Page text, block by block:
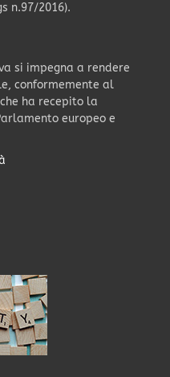
n.97/2016).
si impegna a rendere
conformemente al
ha recepito la
europeo e